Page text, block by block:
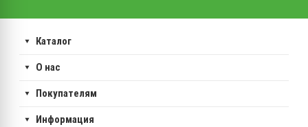
Каталог
О нас
Покупателям
Информация